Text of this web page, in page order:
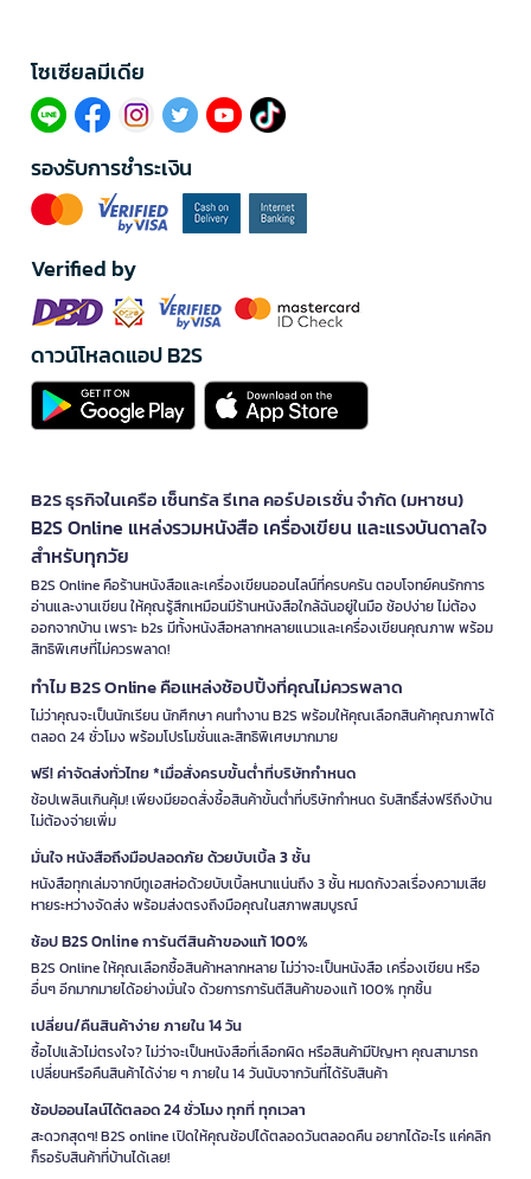
โซเซียลมีเดีย​
รองรับการชำระเงิน
Verified by
ดาวน์โหลดแอป B2S
B2S ธุรกิจในเครือ เซ็นทรัล รีเทล คอร์ปอเรชั่น จำกัด (มหาชน)
B2S Online แหล่งรวมหนังสือ เครื่องเขียน และแรงบันดาลใจ
สำหรับทุกวัย
B2S Online คือร้านหนังสือและเครื่องเขียนออนไลน์ที่ครบครัน ตอบโจทย์คนรักการ
อ่านและงานเขียน ให้คุณรู้สึกเหมือนมีร้านหนังสือใกล้ฉันอยู่ในมือ ช้อปง่าย ไม่ต้อง
ออกจากบ้าน เพราะ b2s มีทั้งหนังสือหลากหลายแนวและเครื่องเขียนคุณภาพ พร้อม
สิทธิพิเศษที่ไม่ควรพลาด!
ทำไม B2S Online คือแหล่งช้อปปิ้งที่คุณไม่ควรพลาด
ไม่ว่าคุณจะเป็นนักเรียน นักศึกษา คนทำงาน B2S พร้อมให้คุณเลือกสินค้าคุณภาพได้
ตลอด 24 ชั่วโมง พร้อมโปรโมชั่นและสิทธิพิเศษมากมาย
ฟรี! ค่าจัดส่งทั่วไทย *เมื่อสั่งครบขั้นต่ำที่บริษัทกำหนด
ช้อปเพลินเกินคุ้ม! เพียงมียอดสั่งซื้อสินค้าขั้นต่ำที่บริษัทกำหนด รับสิทธิ์ส่งฟรีถึงบ้าน
ไม่ต้องจ่ายเพิ่ม
มั่นใจ หนังสือถึงมือปลอดภัย ด้วยบับเบิ้ล 3 ชั้น
หนังสือทุกเล่มจากบีทูเอสห่อด้วยบับเบิ้ลหนาแน่นถึง 3 ชั้น หมดกังวลเรื่องความเสีย
หายระหว่างจัดส่ง พร้อมส่งตรงถึงมือคุณในสภาพสมบูรณ์
ช้อป B2S Online การันตีสินค้าของแท้ 100%
B2S Online ให้คุณเลือกซื้อสินค้าหลากหลาย ไม่ว่าจะเป็นหนังสือ เครื่องเขียน หรือ
อื่นๆ อีกมากมายได้อย่างมั่นใจ ด้วยการการันตีสินค้าของแท้ 100% ทุกชิ้น
เปลี่ยน/คืนสินค้าง่าย ภายใน 14 วัน
ซื้อไปแล้วไม่ตรงใจ? ไม่ว่าจะเป็นหนังสือที่เลือกผิด หรือสินค้ามีปัญหา คุณสามารถ
เปลี่ยนหรือคืนสินค้าได้ง่าย ๆ ภายใน 14 วันนับจากวันที่ได้รับสินค้า
ช้อปออนไลน์ได้ตลอด 24 ชั่วโมง ทุกที่ ทุกเวลา
สะดวกสุดๆ! B2S online เปิดให้คุณช้อปได้ตลอดวันตลอดคืน อยากได้อะไร แค่คลิก
ก็รอรับสินค้าที่บ้านได้เลย!